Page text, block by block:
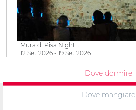
Mura di Pisa Night…
12 Set 2026 - 19 Set 2026
Dove dormire
Dove mangiare